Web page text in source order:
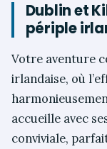
Dublin et
périple
Votre aventure
irlandaise, où
accueille avec
conviviale,